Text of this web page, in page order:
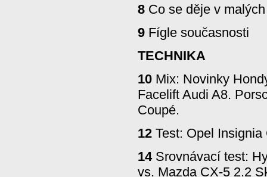
8 Co se děje v
9 Fígle současnosti
TECHNIKA
10 Mix: Novinky
Facelift Audi A8.
Coupé.
12 Test: Opel
14Srovnávací test:
vs. Mazda CX-5 2.2